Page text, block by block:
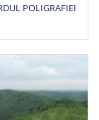
POLIGRAFIEI